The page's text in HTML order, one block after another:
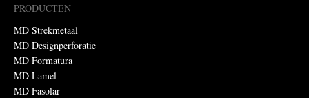
PRODUCTEN
MD Strekmetaal
MD Designperforatie
MD Formatura
MD Lamel
MD Fasolar